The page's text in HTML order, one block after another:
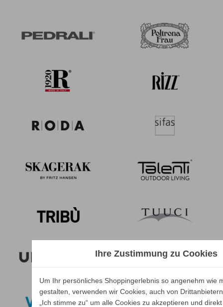
Ihre Zustimmung zu Cookies
Um Ihr persönliches Shoppingerlebnis so angenehm wie
gestalten, verwenden wir Cookies, auch von
„Ich stimme zu“ um alle Cookies zu akzeptieren und